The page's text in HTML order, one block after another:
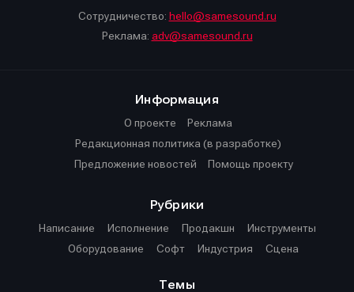
Сотрудничество: hello@samesound.ru
Реклама: adv@samesound.ru
Информация
О проекте
Реклама
Редакционная политика (в разработке)
Предложение новостей
Помощь проекту
Рубрики
Написание
Исполнение Продакшн
Инструменты
Оборудование
Софт Индустрия Сцена
Темы